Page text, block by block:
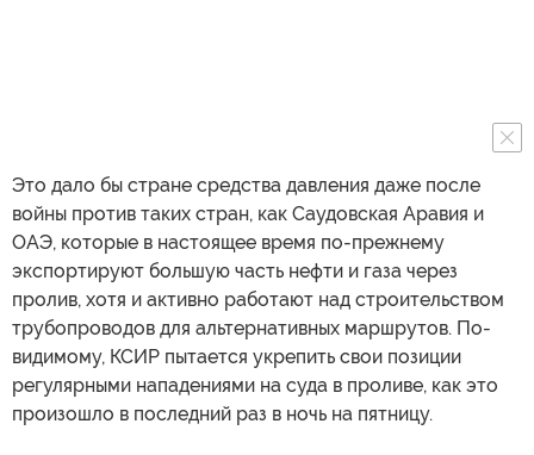
Это дало бы стране средства давления даже после
войны против таких стран, как Саудовская Аравия и
ОАЭ, которые в настоящее время по-прежнему
экспортируют большую часть нефти и газа через
пролив, хотя и активно работают над строительством
трубопроводов для альтернативных маршрутов. По-
видимому, КСИР пытается укрепить свои позиции
регулярными нападениями на суда в проливе, как это
произошло в последний раз в ночь на пятницу.